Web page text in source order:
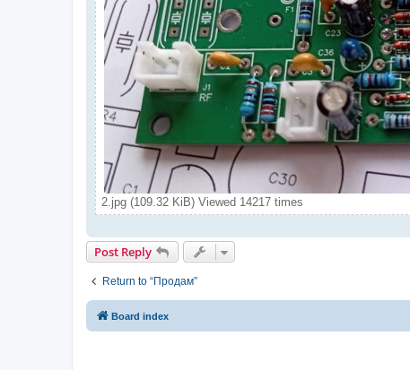
2.jpg (109.32 KiB) Viewed 14217 times
Post Reply
Return to “Продам”
Board index